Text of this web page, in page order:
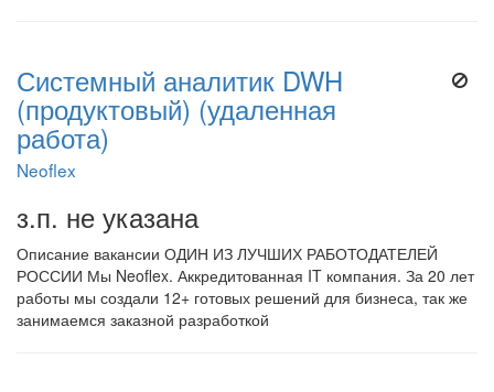
Системный аналитик DWH
(продуктовый) (удаленная
работа)
Neoflex
з.п. не указана
Описание вакансии ОДИН ИЗ ЛУЧШИХ РАБОТОДАТЕЛЕЙ
РОССИИ Мы Neoflex. Аккредитованная IT компания. За 20 лет
работы мы создали 12+ готовых решений для бизнеса, так же
занимаемся заказной разработкой